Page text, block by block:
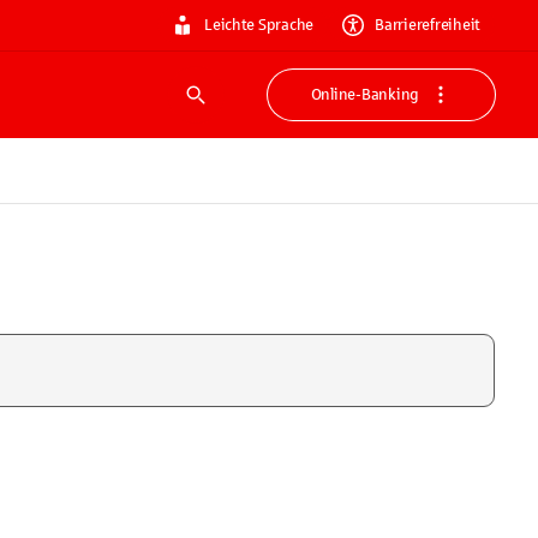
Leichte Sprache Barrierefreiheit
Suche
Online-Banking